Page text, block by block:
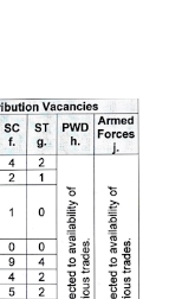
చేస్తాను ఇక
90%
రాయండి
గుర్తుంచుకోండి
quarters )
ఎలా చదవాలి ?